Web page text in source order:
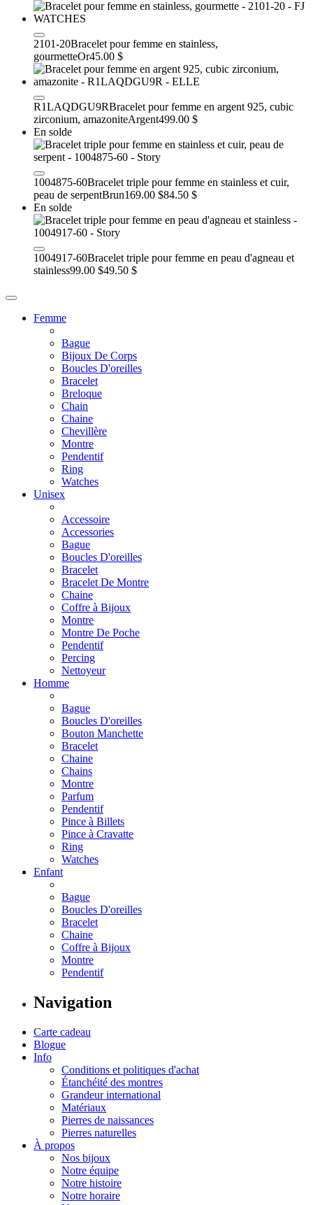
2101-20Bracelet pour femme en stainless,
gourmetteOr45.00 $
R1LAQDGU9RBracelet pour femme en argent 925, cubic
zirconium, amazoniteArgent499.00 $
En solde
1004875-60Bracelet triple pour femme en stainless et cuir,
peau de serpentBrun169.00 $84.50 $
En solde
1004917-60Bracelet triple pour femme en peau d'agneau et
stainless99.00 $49.50 $
Femme
Bague
Bijoux De Corps
Boucles D'oreilles
Bracelet
Breloque
Chain
Chaine
Chevillère
Montre
Pendentif
Ring
Watches
Unisex
Accessoire
Accessories
Bague
Boucles D'oreilles
Bracelet
Bracelet De Montre
Chaine
Coffre à Bijoux
Montre
Montre De Poche
Pendentif
Percing
Nettoyeur
Homme
Bague
Boucles D'oreilles
Bouton Manchette
Bracelet
Chaine
Chains
Montre
Parfum
Pendentif
Pince à Billets
Pince à Cravatte
Ring
Watches
Enfant
Bague
Boucles D'oreilles
Bracelet
Chaine
Coffre à Bijoux
Montre
Pendentif
Navigation
Carte cadeau
Blogue
Info
Conditions et politiques d'achat
Étanchéité des montres
Grandeur international
Matériaux
Pierres de naissances
Pierres naturelles
À propos
Nos bijoux
Notre équipe
Notre histoire
Notre horaire